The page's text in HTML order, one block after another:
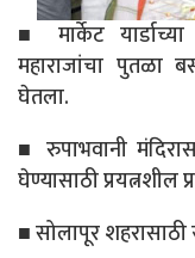
■ मार्केट
महाराजांचा पुतळा
घेतला.
■ रुपाभवानी
घेण्यासाठी प्रयत्नशील
■ सोलापूर